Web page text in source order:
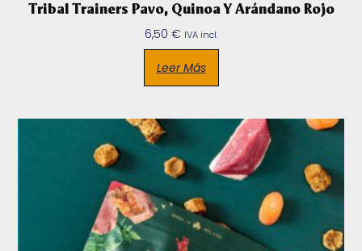
Tribal Trainers Pavo, Quinoa Y Arándano Rojo
6,50 € IVA incl.
Leer Más